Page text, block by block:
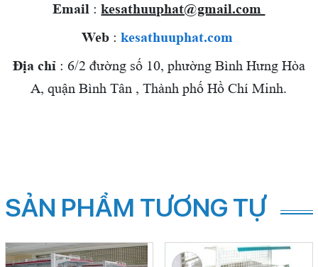
Email :kesathuuphat@gmail.com
Web : kesathuuphat.com
Địa chỉ : 6/2 đường số 10, phường Bình Hưng Hòa
A, quận Bình Tân , Thành phố Hồ Chí Minh.
SẢN PHẨM TƯƠNG TỰ